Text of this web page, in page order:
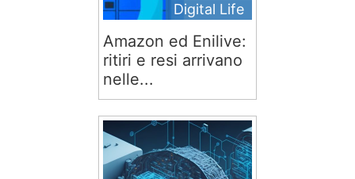
Digital Life
Amazon ed Enilive:
ritiri e resi arrivano
nelle...